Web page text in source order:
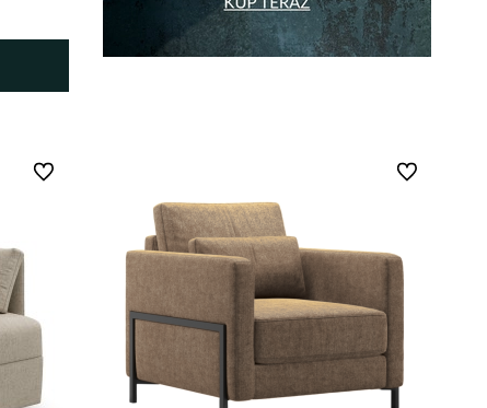
Do ulubionych Do ulubionych